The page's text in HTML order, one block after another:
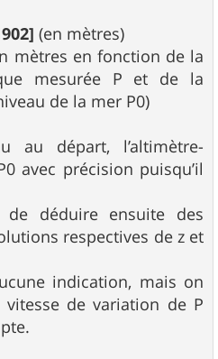
(en mètres)
mètres en fonction de la
mesurée P et de la
de la mer P0)
au départ, l’altimètre-
avec précision puisqu’il
déduire ensuite des
respectives de z et
indication, mais on
de variation de P